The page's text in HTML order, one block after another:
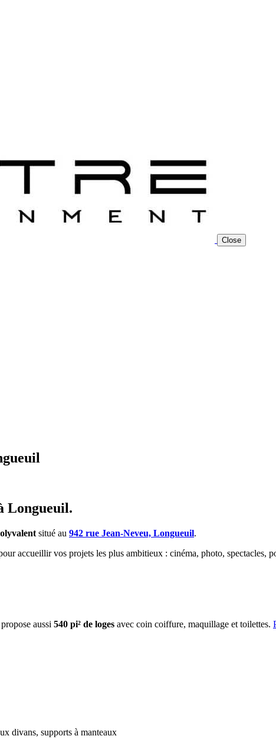
Close
Longueuil.
situé au 942 rue Jean-Neveu, Longueuil.
accueillir vos projets les plus ambitieux : cinéma, photo, spectacles,
aussi 540 pi² de loges avec coin coiffure, maquillage et toilettes.
divans, supports à manteaux